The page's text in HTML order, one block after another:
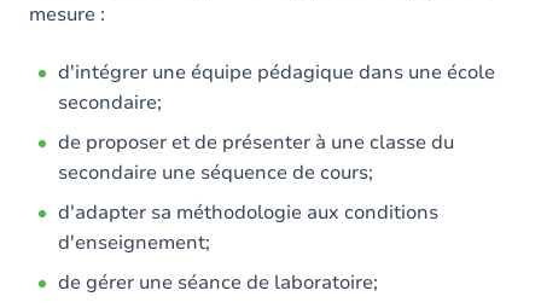
mesure :
d'intégrer une équipe pédagique dans une école
secondaire;
de proposer et de présenter à une classe du
secondaire une séquence de cours;
d'adapter sa méthodologie aux conditions
d'enseignement;
de gérer une séance de laboratoire;